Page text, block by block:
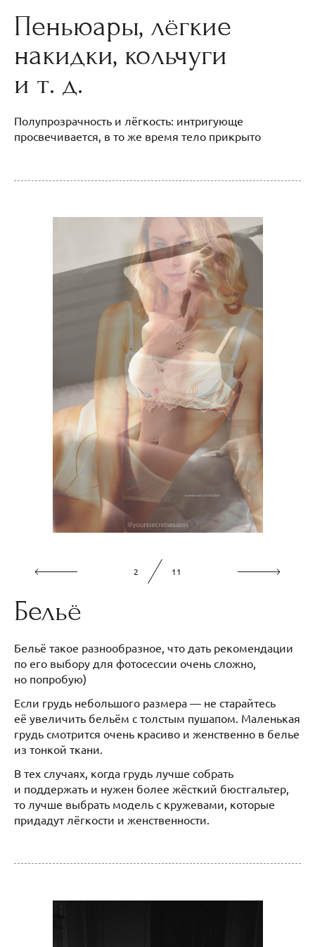
Пеньюары, лёгкие
накидки, кольчуги
и т. д.
Полупрозрачность и лёгкость: интригующе
просвечивается, в то же время тело прикрыто
2 11
Бельё
Бельё такое разнообразное, что дать рекомендации
по его выбору для фотосессии очень сложно,
но попробую)
Если грудь небольшого размера — не старайтесь
её увеличить бельём с толстым пушапом. Маленькая
грудь смотрится очень красиво и женственно в белье
из тонкой ткани.
В тех случаях, когда грудь лучше собрать
и поддержать и нужен более жёсткий бюстгальтер,
то лучше выбрать модель с кружевами, которые
придадут лёгкости и женственности.